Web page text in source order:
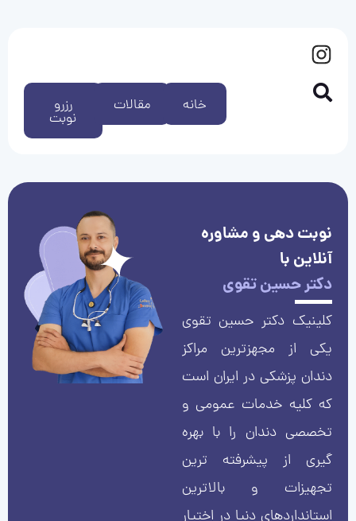
رزرو
نوبت
مقالات خانه
نوبت دهی و مشاوره
آنلاین با
دکتر حسین تقوی
کلینیک دکتر حسین تقوی
یکی از مجهزترین مراکز
دندان پزشکی در ایران است
که کلیه خدمات عمومی و
تخصصی دندان را با بهره
گیری از پیشرفته ترین
تجهیزات و بالاترین
استانداردهای دنیا در اختیار